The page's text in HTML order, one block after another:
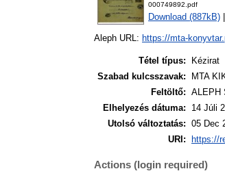
000749892.pdf
Download (887kB)
Aleph URL: https://mta-
Tétel típus:
Kézirat
Szabad kulcsszavak:
MTA
Feltöltő: ALEPH
Elhelyezés dátuma:
14 Júli
Utolsó változtatás: 05 Dec
URI:
https://
Actions (login required)